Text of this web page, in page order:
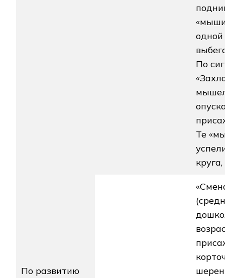
По развитию
По
Те